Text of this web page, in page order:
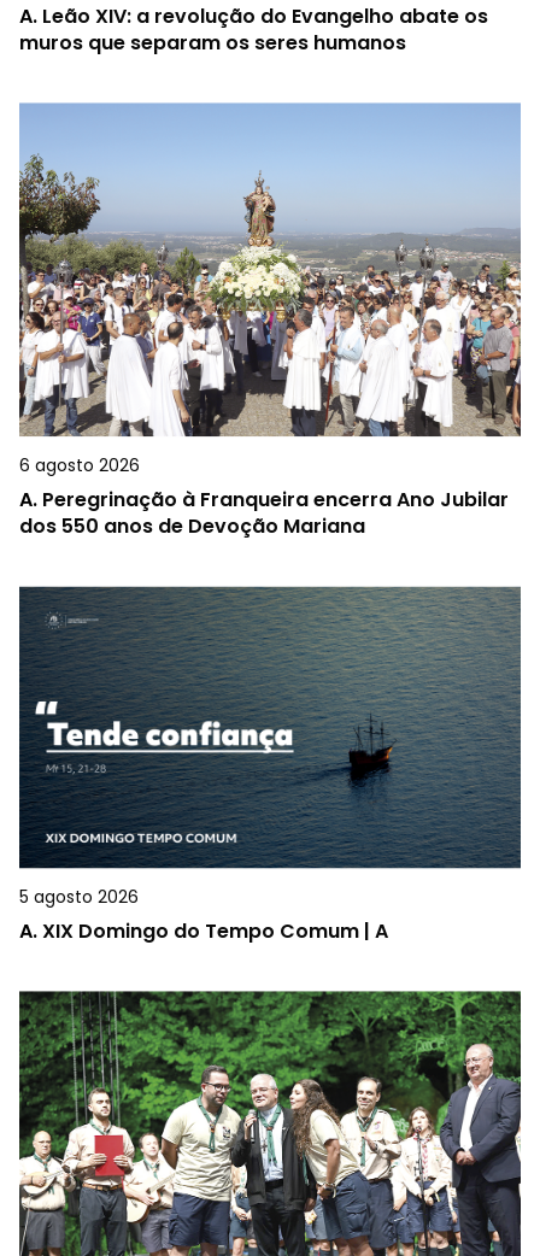
A. Leão XIV: a revolução do Evangelho abate os
muros que separam os seres humanos
6 agosto 2026
A. Peregrinação à Franqueira encerra Ano Jubilar
dos 550 anos de Devoção Mariana
5 agosto 2026
A.XIX Domingo do Tempo Comum | A